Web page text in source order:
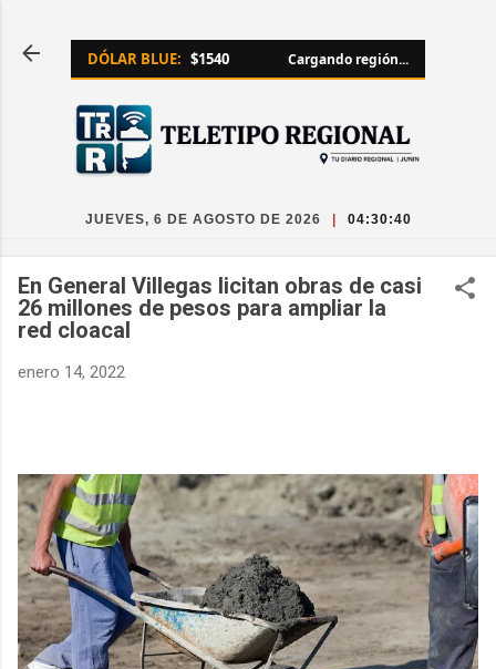
DÓLAR BLUE: $1540 Cargando región...
JUEVES, 6 DE AGOSTO DE 2026 04:30:40
En General Villegas licitan obras de casi
26 millones de pesos para ampliar la
red cloacal
enero 14, 2022